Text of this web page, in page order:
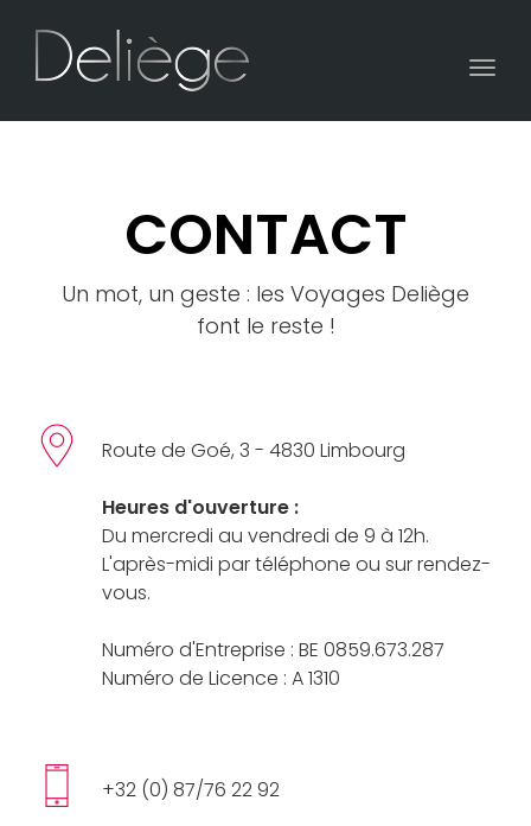
CONTACT
Un mot, un geste : les Voyages Deliège
font le reste !
Route de Goé, 3 - 4830 Limbourg
Heures d'ouverture :
Du mercredi au vendredi de 9 à 12h.
L'après-midi par téléphone ou sur rendez-
vous.
Numéro d'Entreprise : BE 0859.673.287
Numéro de Licence : A 1310
+32 (0) 87/76 22 92